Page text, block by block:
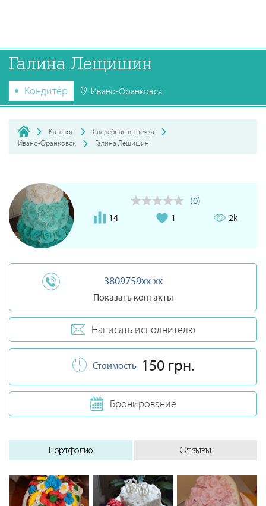
Галина Лещишин
Кондитер Ивано-Франковск
Каталог
Свадебная выпечка
Ивано-Франковск
Галина Лещишин
(0)
14
1 2k
3809759xx xx
Показать контакты
Написать исполнителю
Стоимость 150 грн.
Бронирование
Портфолио Отзывы